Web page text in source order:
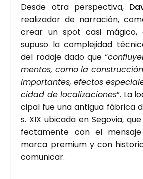
Des­de otra pers­pec­ti­va,
rea­li­za­dor de narra­ción,
crear un spot casi
supu­so la com­ple­ji­dad
del roda­je dado que “
men­tos, como la
impor­tan­tes, efec­tos
ci­dad de loca­li­za­cio­nes”. La
ci­pal fue una anti­gua fábri­ca
s. XIX ubi­ca­da en Sego­via,
fec­ta­men­te con el
mar­ca pre­mium y con
comu­ni­car.